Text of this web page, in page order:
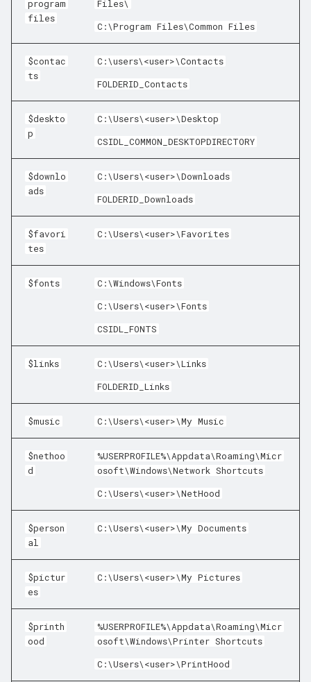
program
files
Files\
C:\Program Files\Common Files
$contac
ts
C:\users\<user>\Contacts
FOLDERID_Contacts
$deskto
p
C:\Users\<user>\Desktop
CSIDL_COMMON_DESKTOPDIRECTORY
$downlo
ads
C:\Users\<user>\Downloads
FOLDERID_Downloads
$favori
tes
C:\Users\<user>\Favorites
$fonts C:\Windows\Fonts
C:\Users\<user>\Fonts
CSIDL_FONTS
$links C:\Users\<user>\Links
FOLDERID_Links
$music C:\Users\<user>\My Music
$nethoo
d
%USERPROFILE%\Appdata\Roaming\Micr
osoft\Windows\Network Shortcuts
C:\Users\<user>\NetHood
$person
al
C:\Users\<user>\My Documents
$pictur
es
C:\Users\<user>\My Pictures
$printh
ood
%USERPROFILE%\Appdata\Roaming\Micr
osoft\Windows\Printer Shortcuts
C:\Users\<user>\PrintHood